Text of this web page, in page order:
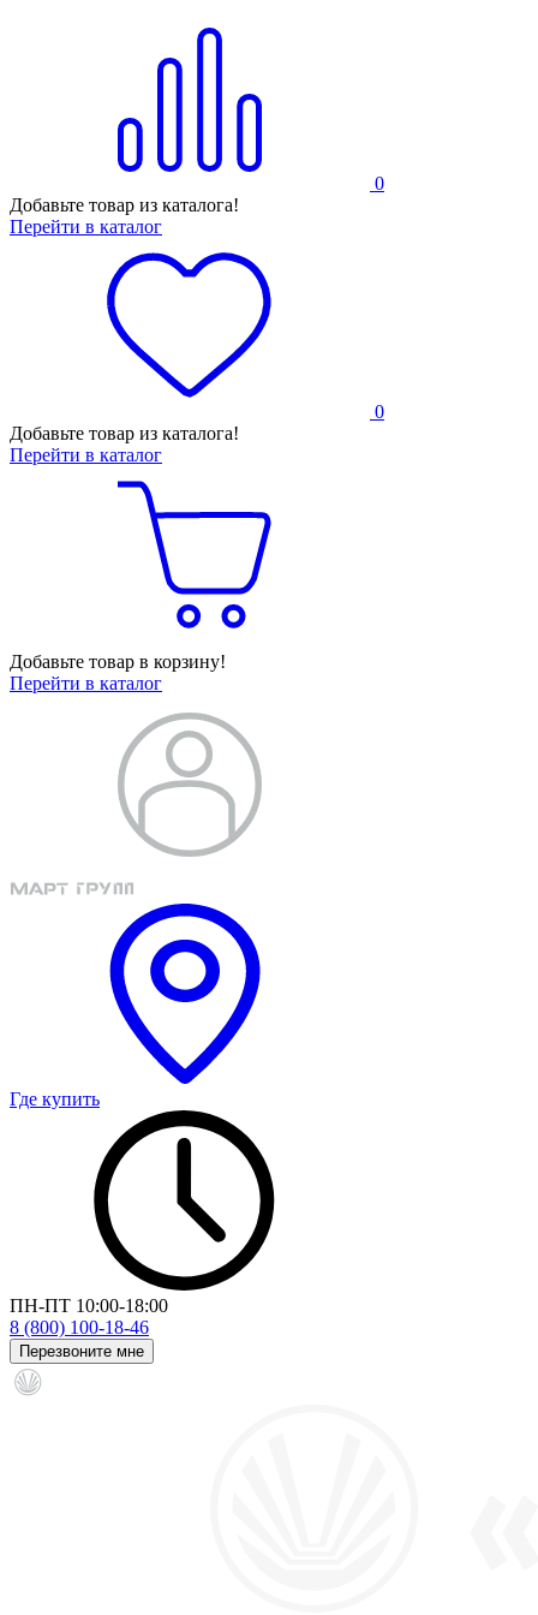
0
Добавьте товар из каталога!
Перейти в каталог
0
Добавьте товар из каталога!
Перейти в каталог
Добавьте товар в корзину!
Перейти в каталог
Где купить
ПН-ПТ 10:00-18:00
8 (800) 100-18-46
Перезвоните мне